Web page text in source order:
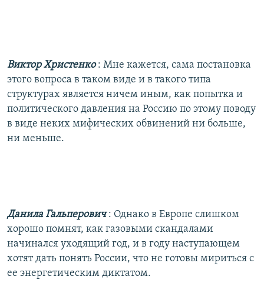
Виктор Христенко: Мне кажется, сама постановка
этого вопроса в таком виде и в такого типа
структурах является ничем иным, как попытка и
политического давления на Россию по этому поводу
в виде неких мифических обвинений ни больше,
ни меньше.
Данила Гальперович: Однако в Европе слишком
хорошо помнят, как газовыми скандалами
начинался уходящий год, и в году наступающем
хотят дать понять России, что не готовы мириться с
ее энергетическим диктатом.